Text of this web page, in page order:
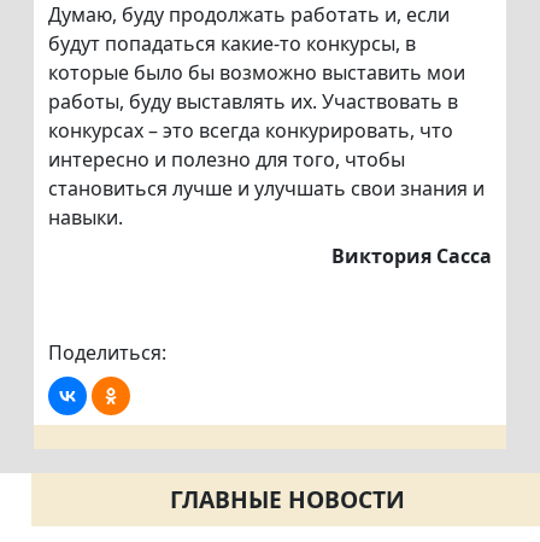
Думаю, буду продолжать работать и, если
будут попадаться какие-то конкурсы, в
которые было бы возможно выставить мои
работы, буду выставлять их. Участвовать в
конкурсах – это всегда конкурировать, что
интересно и полезно для того, чтобы
становиться лучше и улучшать свои знания и
навыки.
Виктория Сасса
Поделиться:
ГЛАВНЫЕ НОВОСТИ